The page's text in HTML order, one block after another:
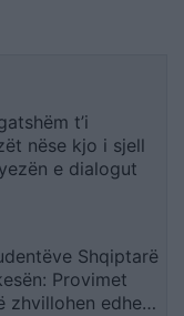
t’i
nëse kjo i sjell
e dialogut
Shqiptarë
Provimet
zhvillohen edhe